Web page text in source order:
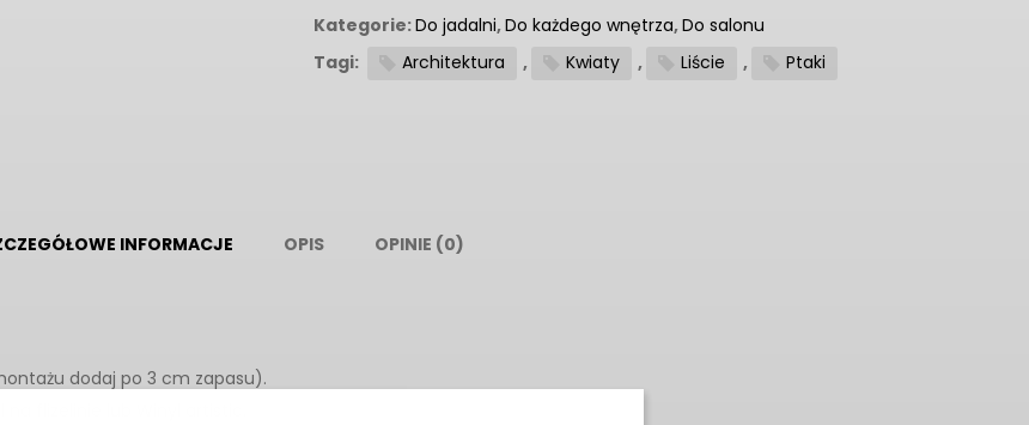
Garden”
Kategorie:Do jadalni,Do każdego wnętrza,Do salonu
Tagi:
Architektura , Kwiaty , Liście , Ptaki
INFORMACJE OPIS OPINIE (0)
dodaj po 3 cm zapasu).
flizelinie lub Winyl artistic.